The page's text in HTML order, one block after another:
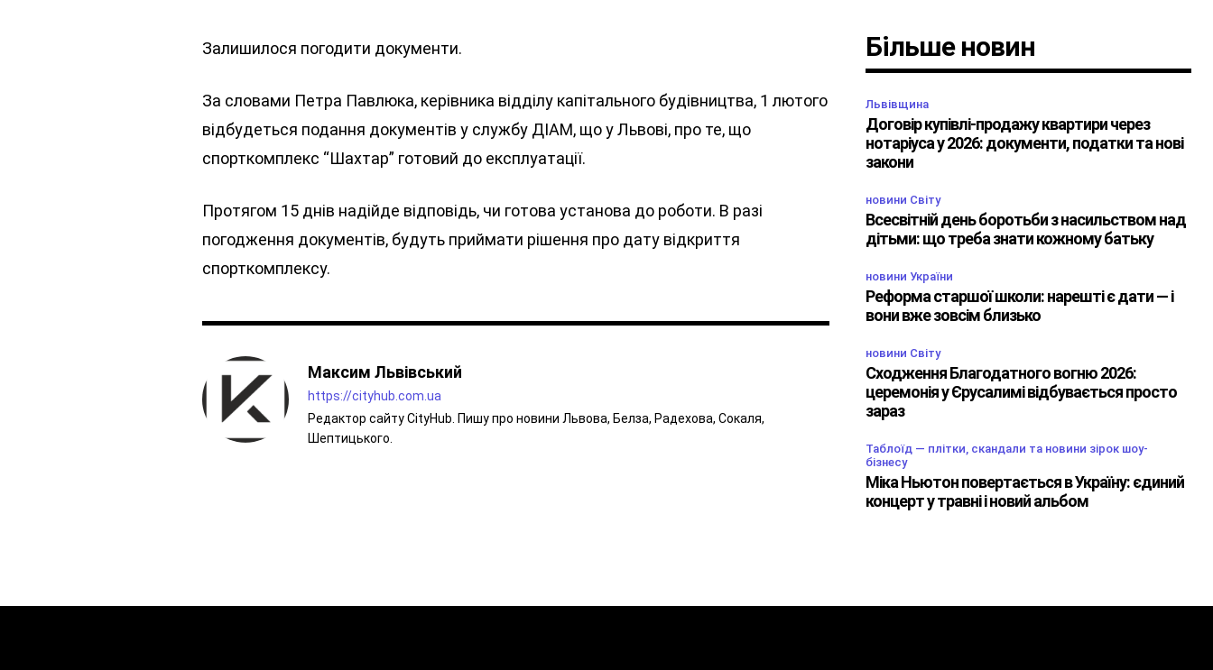
Залишилося погодити документи.
За словами Петра Павлюка, керівника відділу капітального будівництва, 1 лютого
відбудеться подання документів у службу ДІАМ, що у Львові, про те, що
спорткомплекс “Шахтар” готовий до експлуатації.
Протягом 15 днів надійде відповідь, чи готова установа до роботи. В разі
погодження документів, будуть приймати рішення про дату відкриття
спорткомплексу.
Максим Львівський
https://cityhub.com.ua
Редактор сайту CityHub. Пишу про новини Львова, Белза, Радехова, Сокаля,
Шептицького.
Більше новин
Львівщина
Договір купівлі-продажу квартири через
нотаріуса у 2026: документи, податки та нові
закони
новини Світу
Всесвітній день боротьби з насильством над
дітьми: що треба знати кожному батьку
новини України
Реформа старшої школи: нарешті є дати — і
вони вже зовсім близько
новини Світу
Сходження Благодатного вогню 2026:
церемонія у Єрусалимі відбувається просто
зараз
Таблоїд — плітки, скандали та новини зірок шоу-
бізнесу
Міка Ньютон повертається в Україну: єдиний
концерт у травні і новий альбом